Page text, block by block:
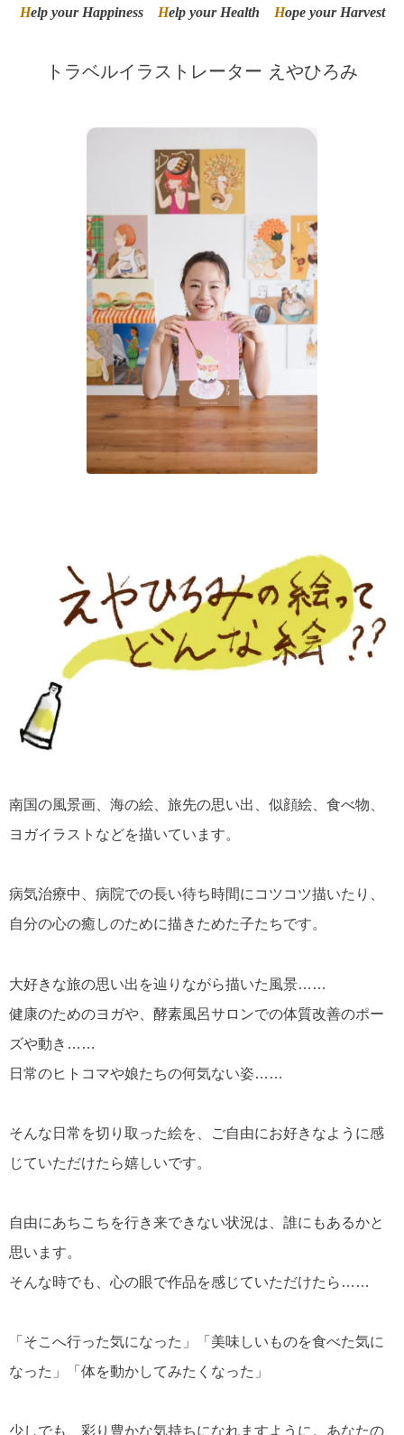
Help your Happiness Help your Health Hope your Harvest
トラベルイラストレーター えやひろみ
南国の風景画、海の絵、旅先の思い出、似顔絵、食べ物、
ヨガイラストなどを描いています。
病気治療中、病院での長い待ち時間にコツコツ描いたり、
自分の心の癒しのために描きためた子たちです。
大好きな旅の思い出を辿りながら描いた風景……
健康のためのヨガや、酵素風呂サロンでの体質改善のポー
ズや動き……
日常のヒトコマや娘たちの何気ない姿……
そんな日常を切り取った絵を、ご自由にお好きなように感
じていただけたら嬉しいです。
自由にあちこちを行き来できない状況は、誰にもあるかと
思います。
そんな時でも、心の眼で作品を感じていただけたら……
「そこへ行った気になった」「美味しいものを食べた気に
なった」「体を動かしてみたくなった」
少しでも、彩り豊かな気持ちになれますように。あなたの